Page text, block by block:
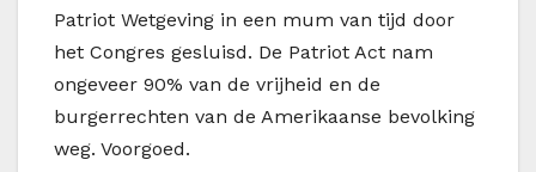
Patriot Wetgeving in een mum van tijd door
het Congres gesluisd. De Patriot Act nam
ongeveer 90% van de vrijheid en de
burgerrechten van de Amerikaanse bevolking
weg. Voorgoed.